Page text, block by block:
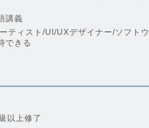
講義
ティスト/UI/UXデザイナー/ソフト
できる
以上修了